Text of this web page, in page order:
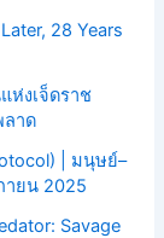
28 Years
ห่งเจ็ดราช
ลาด
| มนุษย์–
ายน 2025
Savage